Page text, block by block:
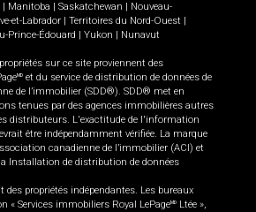
Manitoba Saskatchewan
Nouveau-
et-Labrador Territoires du Nord-Ouest
Prince-Édouard Yukon Nunavut
sur ce site proviennent des
MD et du service de distribution de données de
de l’immobilier (SDD®). SDD® met en
tenues par des agences immobilières autres
distributeurs. L'exactitude de l'information
être indépendamment vérifiée. La marque
canadienne de l’immobilier (ACI) et
Installation de distribution de données
des propriétés indépendantes. Les bureaux
« Services immobiliers Royal LePageMD
Ltée »,